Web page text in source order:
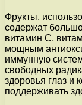
Фрукты,
содержат
витамин С,
мощным
иммунную
свободных
здоровья глаз и
поддерживать